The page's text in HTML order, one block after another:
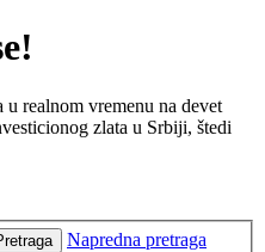
u realnom vremenu na devet
zlata u Srbiji, štedi
Napredna pretraga